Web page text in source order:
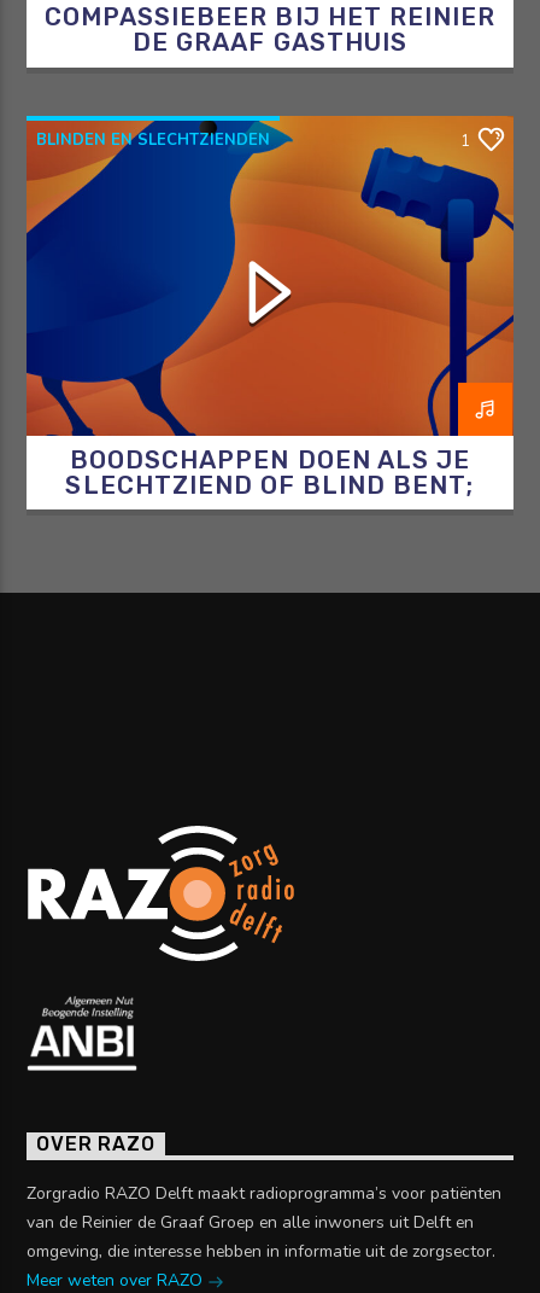
COMPASSIEBEER BIJ HET REINIER
DE GRAAF GASTHUIS
BLINDEN EN SLECHTZIENDEN
BLINDENENSLECHTZIENDEN
BOODSCHAPPEN
DE BLINDE VINK
1
BOODSCHAPPEN DOEN ALS JE
SLECHTZIEND OF BLIND BENT;
ZEF LEGT UIT HOE JE DAT DOET!
OVER RAZO
Zorgradio RAZO Delft maakt radioprogramma’s voor patiënten
van de Reinier de Graaf Groep en alle inwoners uit Delft en
omgeving, die interesse hebben in informatie uit de zorgsector.
Meer weten over RAZO